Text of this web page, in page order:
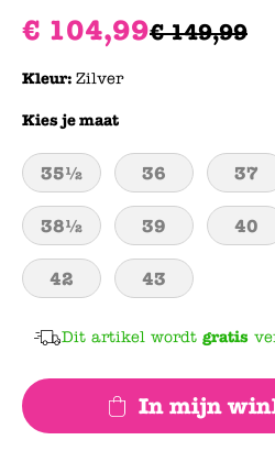
€ 104,99€ 149,99
Kleur: Zilver
Kies je maat
35½ 36 37
38½ 39 40
42 43
Dit artikel wordt gratis
In mijn